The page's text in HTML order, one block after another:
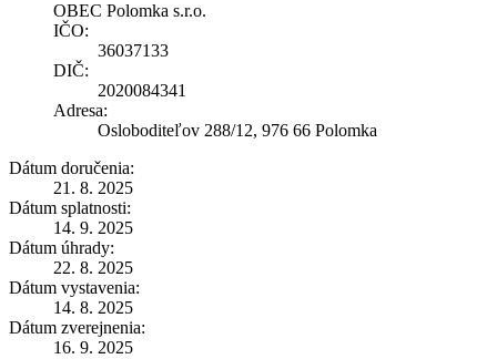
OBEC Polomka s.r.o.
IČO:
36037133
DIČ:
2020084341
Adresa:
Osloboditeľov 288/12, 976 66 Polomka
Dátum doručenia:
21. 8. 2025
Dátum splatnosti:
14. 9. 2025
Dátum úhrady:
22. 8. 2025
Dátum vystavenia:
14. 8. 2025
Dátum zverejnenia:
16. 9. 2025